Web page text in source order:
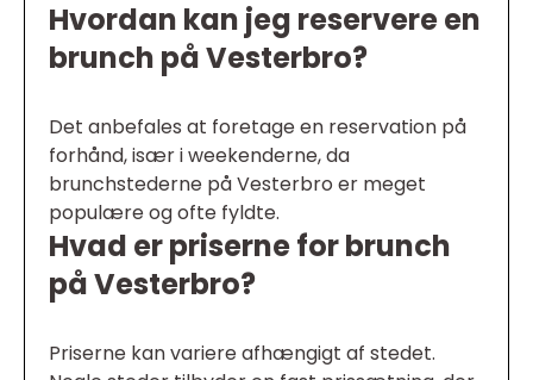
Hvordan kan jeg reservere en
brunch på Vesterbro?
Det anbefales at foretage en reservation på
forhånd, især i weekenderne, da
brunchstederne på Vesterbro er meget
populære og ofte fyldte.
Hvad er priserne for brunch
på Vesterbro?
Priserne kan variere afhængigt af stedet.